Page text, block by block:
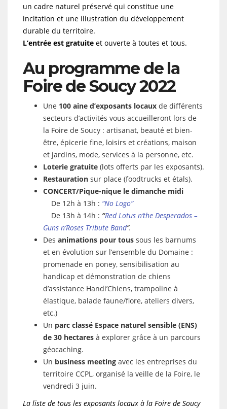
un cadre naturel préservé qui constitue une
incitation et une illustration du développement
durable du territoire.
L’entrée est gratuite et ouverte à toutes et tous.
Au programme de la
Foire de Soucy 2022
Une 100 aine d’exposants locaux de différents
secteurs d’activités vous accueilleront lors de
la Foire de Soucy : artisanat, beauté et bien-
être, épicerie fine, loisirs et créations, maison
et jardins, mode, services à la personne, etc.
Loterie gratuite (lots offerts par les exposants).
Restauration sur place (foodtrucks et étals).
CONCERT/Pique-nique le dimanche midi
De 12h à 13h : “No Logo”
De 13h à 14h : “Red Lotus n’the Desperados –
Guns n’Roses Tribute Band”.
Des animations pour tous sous les barnums
et en évolution sur l’ensemble du Domaine :
promenade en poney, sensibilisation au
handicap et démonstration de chiens
d’assistance Handi’Chiens, trampoline à
élastique, balade faune/flore, ateliers divers,
etc.)
Un parc classé Espace naturel sensible (ENS)
de 30 hectares à explorer grâce à un parcours
géocaching.
Un business meeting avec les entreprises du
territoire CCPL, organisé la veille de la Foire, le
vendredi 3 juin.
La liste de tous les exposants locaux à la Foire de Soucy